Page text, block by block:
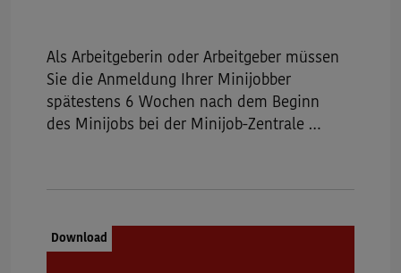
Als Arbeitgeberin oder Arbeitgeber müssen
Sie die Anmeldung Ihrer Minijobber
spätestens 6 Wochen nach dem Beginn
des Minijobs bei der Minijob-Zentrale …
Dokumenttyp:
Download